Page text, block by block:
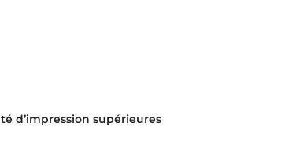
d’impression supérieures